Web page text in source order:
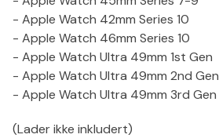
- Apple Watch 42mm Series 10
- Apple Watch 46mm Series 10
- Apple Watch Ultra 49mm 1st Gen
- Apple Watch Ultra 49mm 2nd Gen
- Apple Watch Ultra 49mm 3rd Gen
(Lader ikke inkludert)